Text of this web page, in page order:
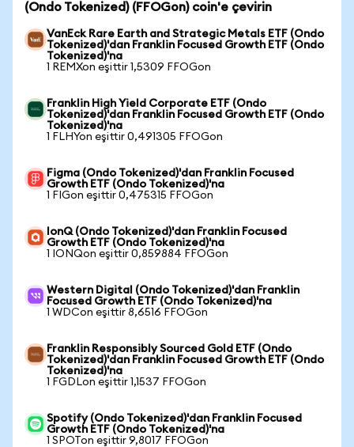
(Ondo Tokenized) (FFOGon) coin'e çevirin
VanEck Rare Earth and Strategic Metals ETF (Ondo
Tokenized)'dan Franklin Focused Growth ETF (Ondo
Tokenized)'na
1 REMXon eşittir 1,5309 FFOGon
Franklin High Yield Corporate ETF (Ondo
Tokenized)'dan Franklin Focused Growth ETF (Ondo
Tokenized)'na
1 FLHYon eşittir 0,491305 FFOGon
Figma (Ondo Tokenized)'dan Franklin Focused
Growth ETF (Ondo Tokenized)'na
1 FIGon eşittir 0,475315 FFOGon
IonQ (Ondo Tokenized)'dan Franklin Focused
Growth ETF (Ondo Tokenized)'na
1 IONQon eşittir 0,859884 FFOGon
Western Digital (Ondo Tokenized)'dan Franklin
Focused Growth ETF (Ondo Tokenized)'na
1 WDCon eşittir 8,6516 FFOGon
Franklin Responsibly Sourced Gold ETF (Ondo
Tokenized)'dan Franklin Focused Growth ETF (Ondo
Tokenized)'na
1 FGDLon eşittir 1,1537 FFOGon
Spotify (Ondo Tokenized)'dan Franklin Focused
Growth ETF (Ondo Tokenized)'na
1 SPOTon eşittir 9,8017 FFOGon